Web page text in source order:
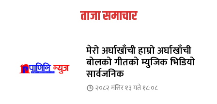
ताजा समाचार
मेरो अर्घाखाँची हाम्रो अर्घाखाँची
बोलको गीतको म्युजिक भिडियो
सार्वजनिक
२०८२ मंसिर १३ गते १८:०८